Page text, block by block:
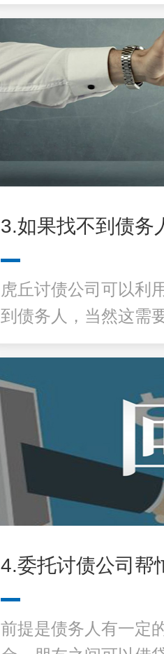
3.如果找不到债务
虎丘讨债公司 可以利
到债务人，当然这需
4.委托讨债公司帮
前提是债务人有一定